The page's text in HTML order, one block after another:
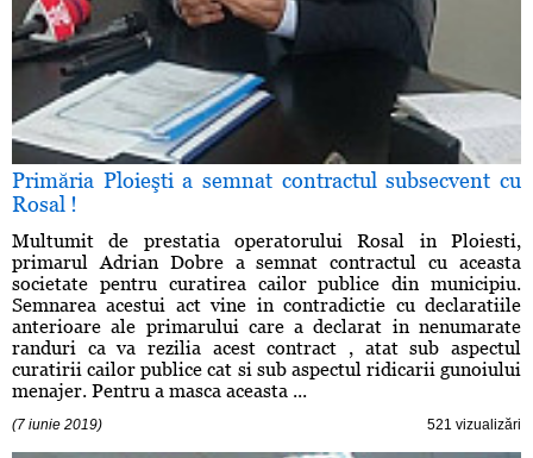
Primăria Ploieşti a semnat contractul subsecvent cu
Rosal !
Multumit de prestatia operatorului Rosal in Ploiesti,
primarul Adrian Dobre a semnat contractul cu aceasta
societate pentru curatirea cailor publice din municipiu.
Semnarea acestui act vine in contradictie cu declaratiile
anterioare ale primarului care a declarat in nenumarate
randuri ca va rezilia acest contract , atat sub aspectul
curatirii cailor publice cat si sub aspectul ridicarii gunoiului
menajer. Pentru a masca aceasta ...
(7 iunie 2019) 521 vizualizări